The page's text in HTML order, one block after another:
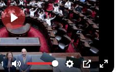
Reproducir